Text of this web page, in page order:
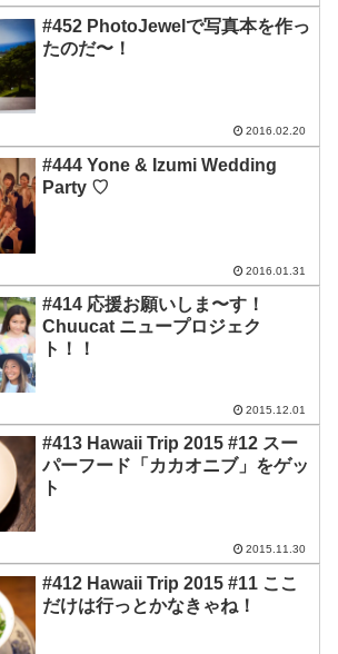
#452 PhotoJewelで写真本を作っ
たのだ〜！
2016.02.20
#444 Yone & Izumi Wedding
Party ♡
2016.01.31
#414 応援お願いしま〜す！
Chuucat ニュープロジェク
ト！！
2015.12.01
#413 Hawaii Trip 2015 #12 スー
パーフード「カカオニブ」をゲッ
ト
2015.11.30
#412 Hawaii Trip 2015 #11 ここ
だけは行っとかなきゃね！